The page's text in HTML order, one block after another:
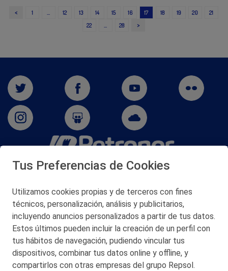
< 1 … 12 13 14 15 16 17 18 19 20
21
22
… 28 >
San Martín 5-Edificio Muñatones,
© 2026 Petronor S.A.
CONTACTO
Tus Preferencias de Cookies
Utilizamos cookies propias y de terceros con fines
técnicos, personalización, análisis y publicitarios,
incluyendo anuncios personalizados a partir de tus datos.
Estos últimos pueden incluir la creación de un perfil con
tus hábitos de navegación, pudiendo vincular tus
dispositivos, combinar tus datos online y offline, y
compartirlos con otras empresas del grupo Repsol.